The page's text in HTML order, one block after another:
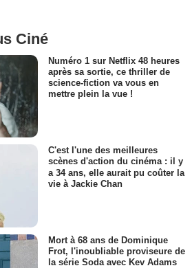
Ciné
Numéro 1 sur Netflix 48 heures
après sa sortie, ce thriller de
science-fiction va vous en
mettre plein la vue !
C'est l'une des meilleures
scènes d'action du cinéma : il y
a 34 ans, elle aurait pu coûter la
vie à Jackie Chan
Mort à 68 ans de Dominique
Frot, l'inoubliable proviseure de
la série Soda avec Kev Adams